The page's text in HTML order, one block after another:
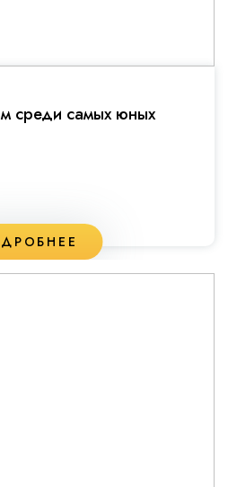
среди самых юных